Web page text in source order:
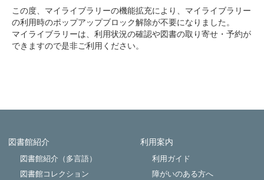
この度、マイライブラリーの機能拡充により、マイライブラリー
の利用時のポップアップブロック解除が不要になりました。
マイライブラリーは、利用状況の確認や図書の取り寄せ・予約が
できますので是非ご利用ください。
図書館紹介
図書館紹介（多言語）
図書館コレクション
利用案内
利用ガイド
障がいのある方へ
Powered by NetCommons